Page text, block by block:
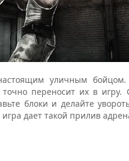
уличным бойцом.
переносит их в игру.
блоки и делайте
дает такой прилив